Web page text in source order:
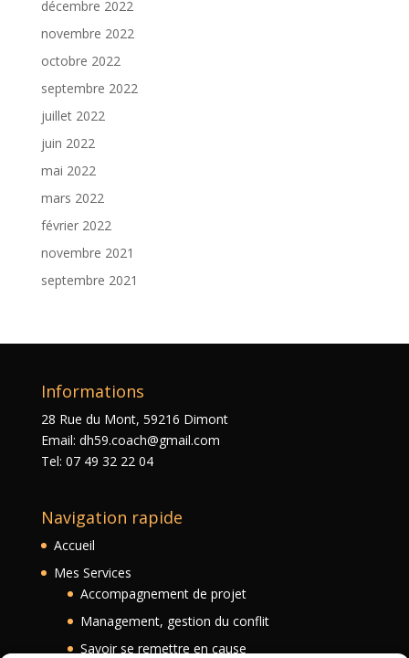
décembre 2022
novembre 2022
octobre 2022
septembre 2022
juillet 2022
juin 2022
mai 2022
mars 2022
février 2022
novembre 2021
septembre 2021
Informations
28 Rue du Mont, 59216 Dimont
Email: dh59.coach@gmail.com
Tel: 07 49 32 22 04
Navigation rapide
Accueil
Mes Services
Accompagnement de projet
Management, gestion du conflit
Savoir se remettre en cause